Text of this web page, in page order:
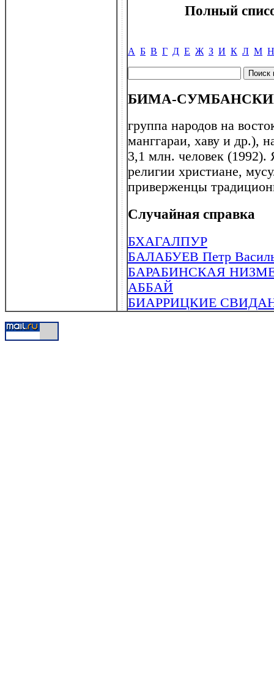
Полный
А Б В Г Д Е Ж З И К Л М Н
БИМА-
группа народов на
манггараи, хаву и др.),
3,1 млн. человек
религии христиане,
приверженцы
Случайная справка
БХАГАЛПУР
БАЛАБУЕВ Петр
БАРАБИНСКАЯ
АББАЙ
БИАРРИЦКИЕ